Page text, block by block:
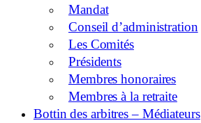
Mandat
Conseil d’administration
Les Comités
Présidents
Membres honoraires
Membres à la retraite
Bottin des arbitres – Médiateurs